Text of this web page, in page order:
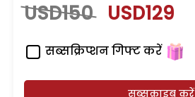
USD150 USD129
सब्सक्रिप्शन गिफ्ट करें
सब्सक्राइब करें